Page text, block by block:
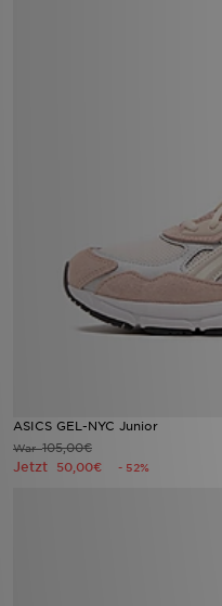
ASICS GEL-NYC Junior
War105,00€
Jetzt 50,00€ - 52%